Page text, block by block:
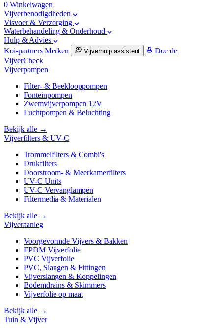
0 Winkelwagen
Vijverbenodigdheden
Visvoer & Verzorging
Waterbehandeling & Onderhoud
Hulp & Advies
Koi-partners Merken Vijverhulp assistent
Doe de
VijverCheck
Vijverpompen
Filter- & Beeklooppompen
Fonteinpompen
Zwemvijverpompen 12V
Luchtpompen & Beluchting
Bekijk alle →
Vijverfilters & UV-C
Trommelfilters & Combi's
Drukfilters
Doorstroom- & Meerkamerfilters
UV-C Units
UV-C Vervanglampen
Filtermedia & Materialen
Bekijk alle →
Vijveraanleg
Voorgevormde Vijvers & Bakken
EPDM Vijverfolie
PVC Vijverfolie
PVC, Slangen & Fittingen
Vijverslangen & Koppelingen
Bodemdrains & Skimmers
Vijverfolie op maat
Bekijk alle →
Tuin & Vijver